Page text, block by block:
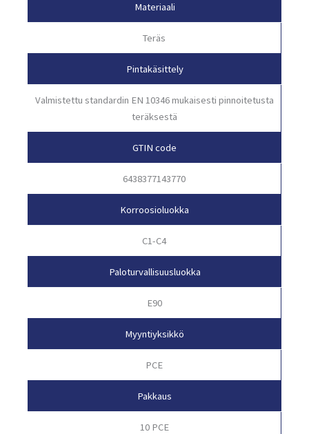
Materiaali
Teräs
Pintakäsittely
Valmistettu standardin EN 10346 mukaisesti pinnoitetusta
teräksestä
GTIN code
6438377143770
Korroosioluokka
C1-C4
Paloturvallisuusluokka
E90
Myyntiyksikkö
PCE
Pakkaus
10 PCE